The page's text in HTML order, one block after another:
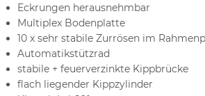
Eckrungen herausnehmbar
Multiplex Bodenplatte
10 x sehr stabile Zurrösen im
Automatikstützrad
stabile + feuerverzinkte Kippbrücke
flach liegender Kippzylinder